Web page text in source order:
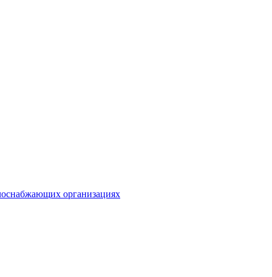
организациях